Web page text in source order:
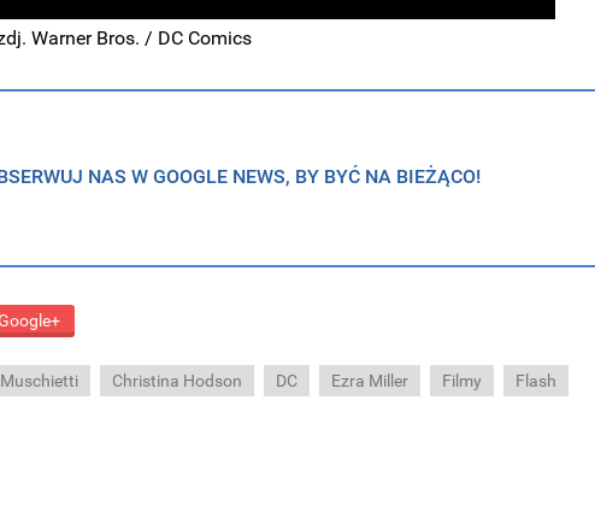
Warner Bros. / DC Comics
NAS W GOOGLE NEWS, BY BYĆ NA BIEŻĄCO!
Christina Hodson DC Ezra Miller Filmy
Flash